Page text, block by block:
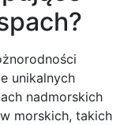
unikalnych
nadmorskich
morskich, takich